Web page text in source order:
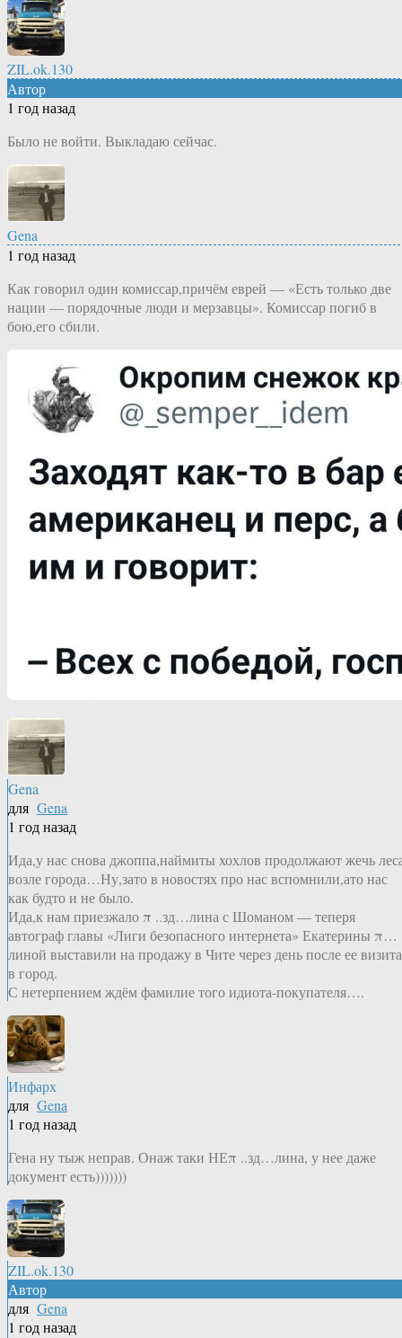
ZIL.ok.130
Автор
1 год назад
Было не войти. Выкладаю сейчас.
Gena
1 год назад
Как говорил один комиссар,причём еврей — «Есть только две
нации — порядочные люди и мерзавцы». Комиссар погиб в
бою,его сбили.
Gena
для Gena
1 год назад
Ида,у нас снова джоппа,наймиты хохлов продолжают жечь
возле города…Ну,зато в новостях про нас вспомнили,ато нас
как будто и не было.
Ида,к нам приезжало π ..зд…лина с Шоманом — теперя
автограф главы «Лиги безопасного интернета» Екатерины π…
линой выставили на продажу в Чите через день после ее визита
в город.
С нетерпением ждём фамилие того идиота-покупателя….
Инфарх
для Gena
1 год назад
Гена ну тыж неправ. Онаж таки НЕπ ..зд…лина, у нее даже
документ есть)))))))
ZIL.ok.130
Автор
для Gena
1 год назад